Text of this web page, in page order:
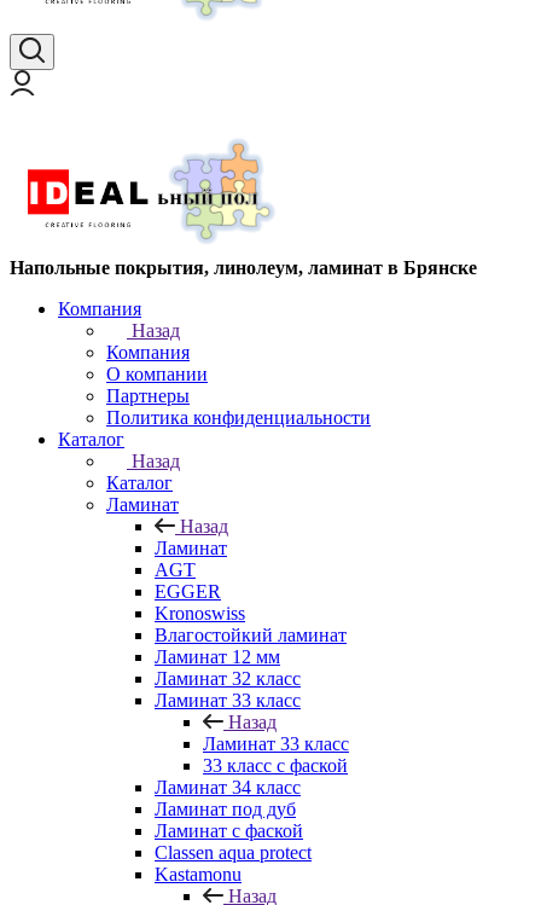
Напольные покрытия, линолеум, ламинат в Брянске
Компания
Назад
Компания
О компании
Партнеры
Политика конфиденциальности
Каталог
Назад
Каталог
Ламинат
Назад
Ламинат
AGT
EGGER
Kronoswiss
Влагостойкий ламинат
Ламинат 12 мм
Ламинат 32 класс
Ламинат 33 класс
Назад
Ламинат 33 класс
33 класс с фаской
Ламинат 34 класс
Ламинат под дуб
Ламинат с фаской
Classen aqua protect
Kastamonu
Назад